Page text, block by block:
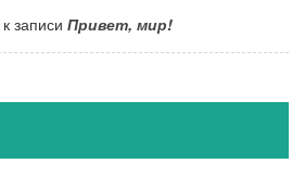
к записи Привет, мир!